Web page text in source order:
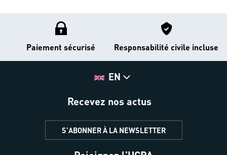
Paiement sécurisé Responsabilité civile incluse
EN
Recevez nos actus
S'ABONNER À LA NEWSLETTER